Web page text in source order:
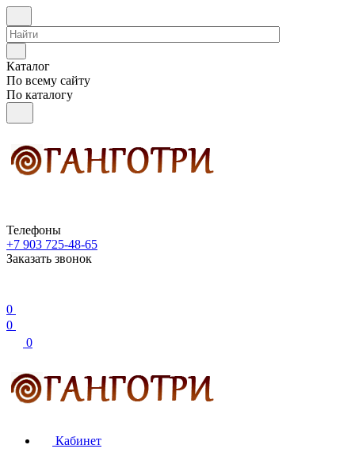
Каталог
По всему сайту
По каталогу
Телефоны
+7 903 725-48-65
Заказать звонок
0
0
0
Кабинет